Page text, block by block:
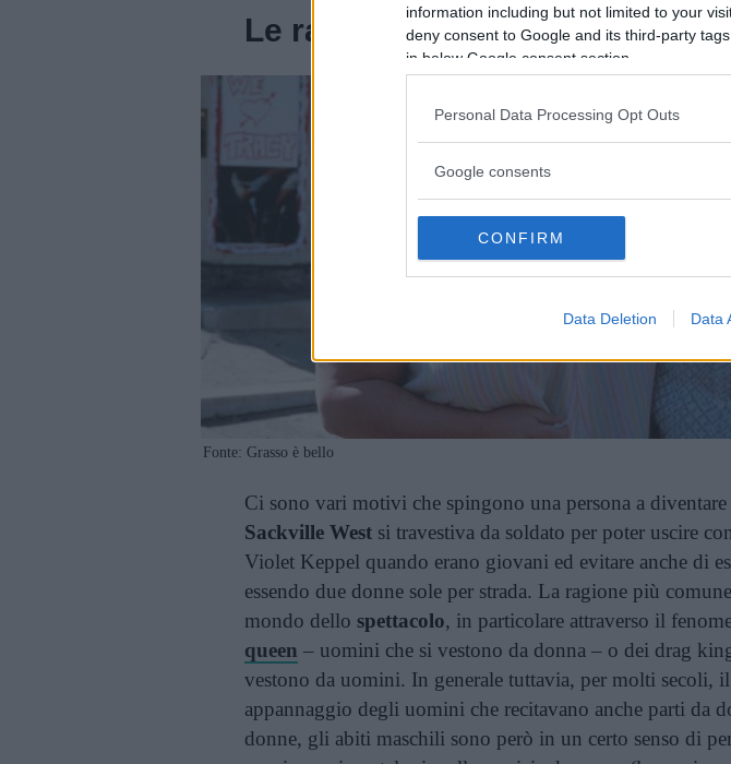
information including but not limited to your
deny consent to Google and its third-party
in below Google consent section.
Personal Data Processing Opt Outs
Google consents
CONFIRM
Data Deletion Data
Le ragioni del crossdressing
Fonte: Grasso è bello
Ci sono vari motivi che spingono una persona a diventare
Sackville West si travestiva da soldato per poter uscire
Violet Keppel quando erano giovani ed evitare anche di
essendo due donne sole per strada. La ragione più
mondo dello spettacolo, in particolare attraverso il
queen – uomini che si vestono da donna – o dei drag
vestono da uomini. In generale tuttavia, per molti secoli, il
appannaggio degli uomini che recitavano anche parti da
donne, gli abiti maschili sono però in un certo senso di